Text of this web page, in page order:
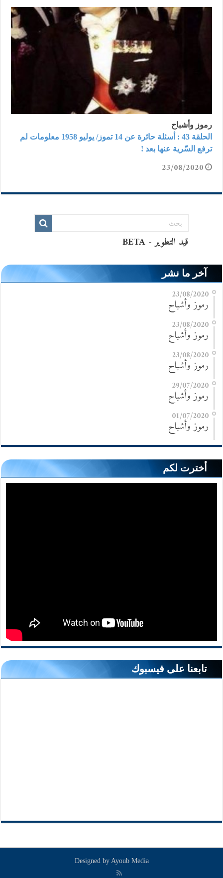
رموز وأشباح
الحلقة 43 : أسئلة حائرة عن 14 تموز/ يوليو 1958 معلومات لم
ترفع السّرية عنها بعد !
23/08/2020
آخر ما نشر
23/08/2020
رموز وأشباح
23/08/2020
رموز وأشباح
23/08/2020
رموز وأشباح
29/07/2020
رموز وأشباح
01/07/2020
رموز وأشباح
أخترت لكم
تابعنا على فيسبوك
Designed by Ayoub Media